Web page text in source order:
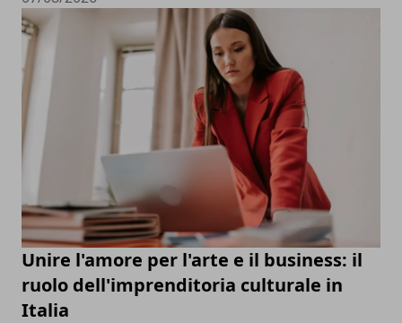
Unire l'amore per l'arte e il business: il
ruolo dell'imprenditoria culturale in
Italia